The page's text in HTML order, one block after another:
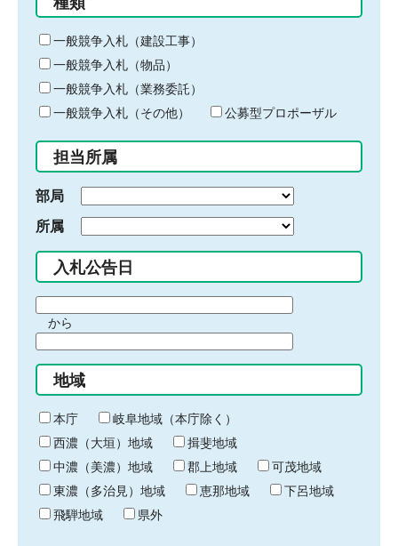
る
キ
ー
ワ
ー
ド
入
力
一般競争入札（建設工事）
一般競争入札（物品）
一般競争入札（業務委託）
一般競争入札（その他）
公募型プロポーザル
担当所属
部局
所属
入札公告日
間
始
り
から
間
終
わ
り
地域
本庁
岐阜地域（本庁除く）
西濃（大垣）地域
揖斐地域
中濃（美濃）地域
郡上地域
可茂地域
東濃（多治見）地域
恵那地域
下呂地域
飛騨地域
県外